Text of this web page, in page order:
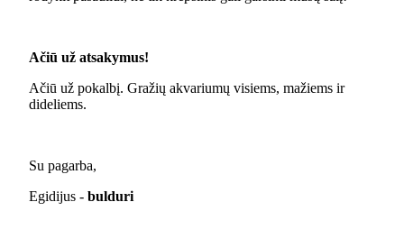
Ačiū už atsakymus!
Ačiū už pokalbį. Gražių akvariumų visiems, mažiems ir
dideliems.
Su pagarba,
Egidijus - bulduri